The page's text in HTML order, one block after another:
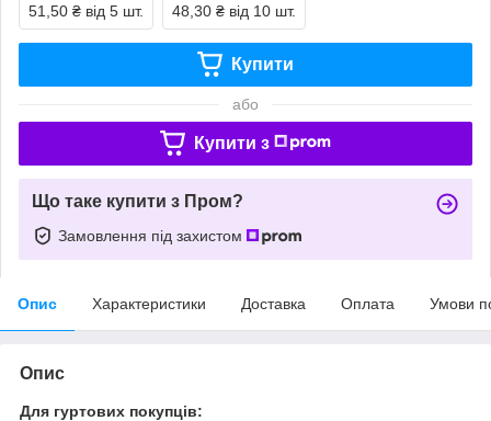
51,50 ₴ від 5 шт. 48,30 ₴ від 10 шт.
Купити
або
Купити з
Що таке купити з Пром?
Замовлення під захистом
Опис Характеристики Доставка Оплата Умови
Опис
Для гуртових покупців: